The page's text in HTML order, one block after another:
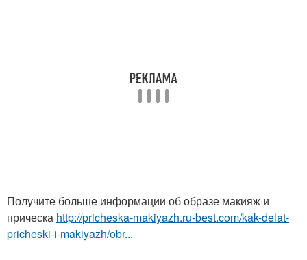
Получите больше информации об образе макияж и
прическа http://pricheska-makiyazh.ru-best.com/kak-delat-
pricheski-i-makiyazh/obr...